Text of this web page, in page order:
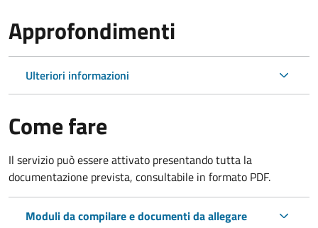
Approfondimenti
Ulteriori informazioni
Come fare
Il servizio può essere attivato presentando tutta la
documentazione prevista, consultabile in formato PDF.
Moduli da compilare e documenti da allegare